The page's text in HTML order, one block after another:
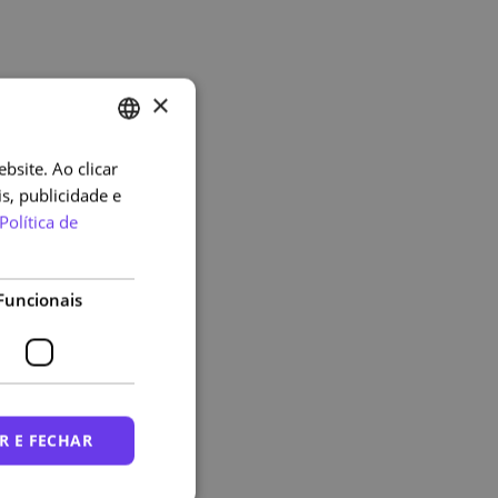
PORTUGUESE
ENGLISH
×
Ao clicar
publicidade e
de
E FECHAR